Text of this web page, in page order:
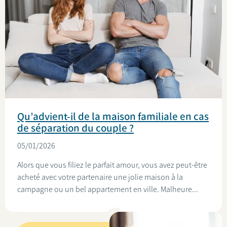
Qu’advient-il de la maison familiale en cas
de séparation du couple ?
05/01/2026
Alors que vous filiez le parfait amour, vous avez peut-être
acheté avec votre partenaire une jolie maison à la
campagne ou un bel appartement en ville. Malheure...